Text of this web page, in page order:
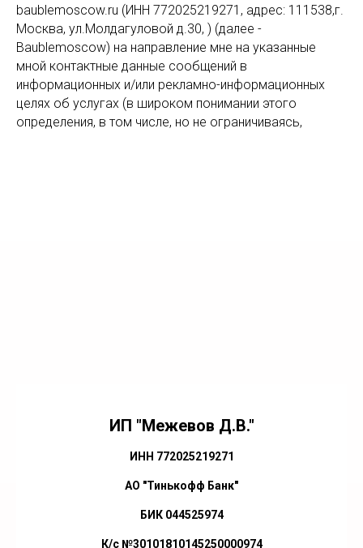
baublemoscow.ru (ИНН 772025219271, адрес: 111538,г.
Москва, ул.Молдагуловой д.30, ) (далее -
Baublemoscow) на направление мне на указанные
мной контактные данные сообщений в
информационных и/или рекламно-информационных
целях об услугах (в широком понимании этого
определения, в том числе, но не ограничиваясь,
ИП "Межевов Д.В."
ИНН 772025219271
АО "Тинькофф Банк"
БИК 044525974
К/с №30101810145250000974